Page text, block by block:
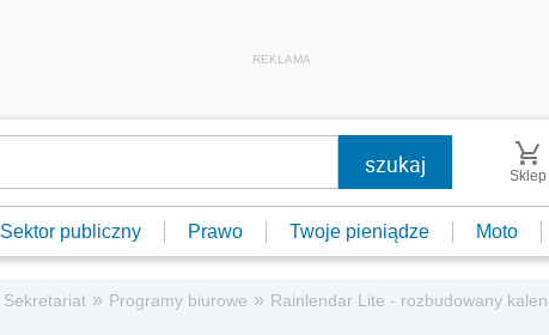
REKLAMA
Sklep
Sektor publiczny Prawo Twoje pieniądze Moto
Sekretariat » Programy biurowe » Rainlendar Lite - rozbudowany